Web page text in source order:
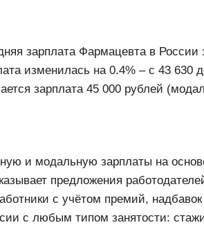
зарплата Фармацевта в России
изменилась на 0.4% ‒ с 43 630
зарплата 45 000 рублей
и модальную зарплаты на
предложения
с учётом премий,
с любым типом занятости: